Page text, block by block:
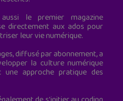
le premier magazine
directement aux ados pour
leur vie numérique.
diffusé par abonnement, a
la culture numérique
une approche pratique des